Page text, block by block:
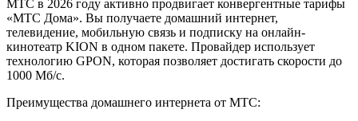
МТС в 2026 году активно продвигает конвергентные тарифы
«МТС Дома». Вы получаете домашний интернет,
телевидение, мобильную связь и подписку на онлайн-
кинотеатр KION в одном пакете. Провайдер использует
технологию GPON, которая позволяет достигать скорости до
1000 Мб/с.
Преимущества домашнего интернета от МТС: